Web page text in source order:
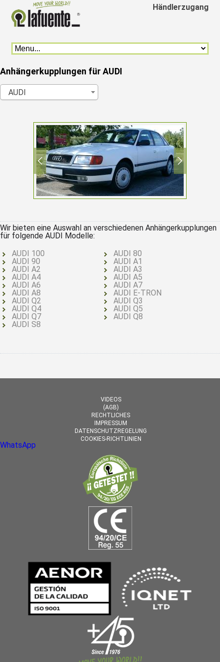
Händlerzugang
Anhängerkupplungen für AUDI
AUDI
Wir bieten eine Auswahl an verschiedenen Anhängerkupplungen
für folgende AUDI Modelle:
AUDI 100
AUDI 80
AUDI 90
AUDI A1
AUDI A2
AUDI A3
AUDI A4
AUDI A5
AUDI A6
AUDI A7
AUDI A8
AUDI E-TRON
AUDI Q2
AUDI Q3
AUDI Q4
AUDI Q5
AUDI Q7
AUDI Q8
AUDI S8
VIDEOS
(AGB)
RECHTLICHES
IMPRESSUM
DATENSCHUTZREGELUNG
COOKIES-RICHTLINIEN
WhatsApp